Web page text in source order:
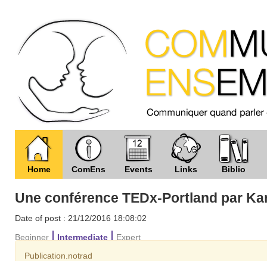
Home ComEns Events Links Biblio
Une conférence TEDx-Portland par
Date of post : 21/12/2016 18:08:02
Beginner
Intermediate
Expert
Publication.notrad